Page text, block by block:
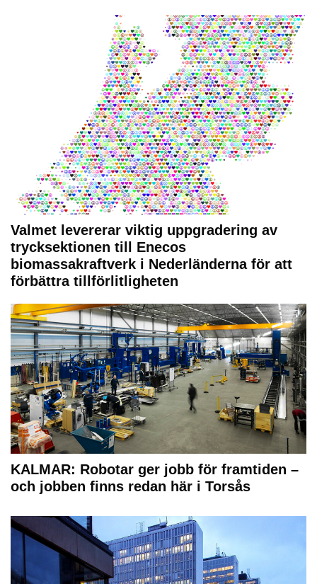
Valmet levererar viktig uppgradering av
trycksektionen till Enecos
biomassakraftverk i Nederländerna för att
förbättra tillförlitligheten
KALMAR: Robotar ger jobb för framtiden –
och jobben finns redan här i Torsås